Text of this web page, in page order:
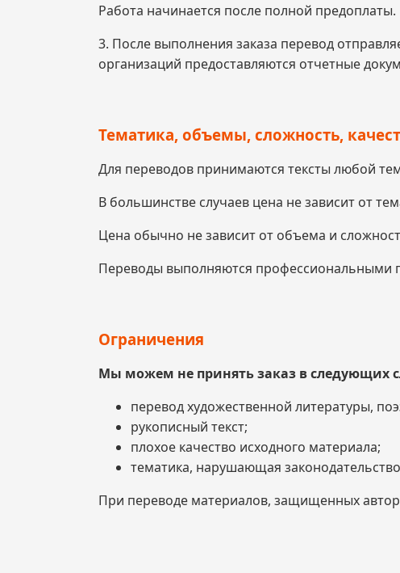
Работа начинается после полной предоплаты.
3. После выполнения заказа перевод
организаций предоставляются отчетные
Тематика, объемы, сложность,
Для переводов принимаются тексты любой
В большинстве случаев цена не зависит от
Цена обычно не зависит от объема и
Переводы выполняются профессиональными
Ограничения
Мы можем не принять заказ в следующих
перевод художественной литературы,
рукописный текст;
плохое качество исходного материала;
тематика, нарушающая
При переводе материалов, защищенных